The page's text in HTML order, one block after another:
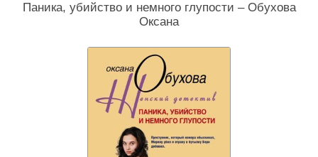
Паника, убийство и немного глупости – Обухова
Оксана